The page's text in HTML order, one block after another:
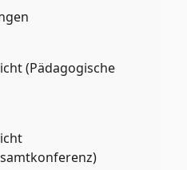
(Pädagogische